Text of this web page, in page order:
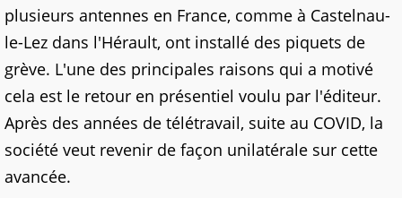
plusieurs antennes en France, comme à Castelnau-
le-Lez dans l'Hérault, ont installé des piquets de
grève. L'une des principales raisons qui a motivé
cela est le retour en présentiel voulu par l'éditeur.
Après des années de télétravail, suite au COVID, la
société veut revenir de façon unilatérale sur cette
avancée.